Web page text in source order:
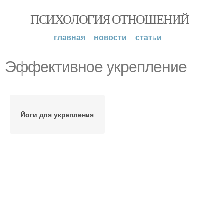
ПСИХОЛОГИЯ ОТНОШЕНИЙ
главная новости статьи
Эффективное укрепление
Йоги для укрепления